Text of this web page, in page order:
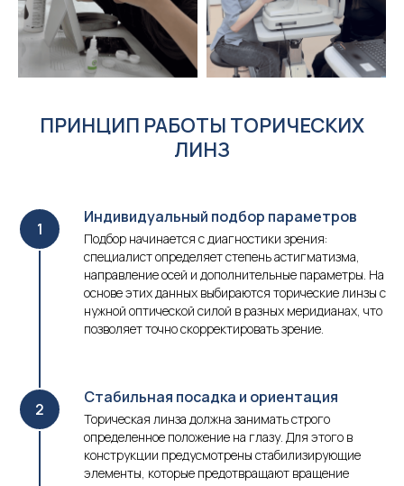
ПРИНЦИП РАБОТЫ ТОРИЧЕСКИХ
ЛИНЗ
Индивидуальный подбор параметров
Подбор начинается с диагностики зрения:
специалист определяет степень астигматизма,
направление осей и дополнительные параметры. На
основе этих данных выбираются торические линзы с
нужной оптической силой в разных меридианах, что
позволяет точно скорректировать зрение.
Стабильная посадка и ориентация
Торическая линза должна занимать строго
определенное положение на глазу. Для этого в
конструкции предусмотрены стабилизирующие
элементы, которые предотвращают вращение